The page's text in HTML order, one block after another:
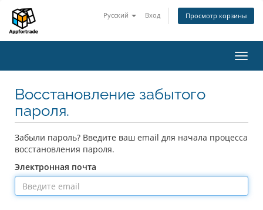
Русский Вход Просмотр корзины
Восстановление забытого
пароля.
Забыли пароль? Введите ваш email для начала процесса
восстановления пароля.
Электронная почта